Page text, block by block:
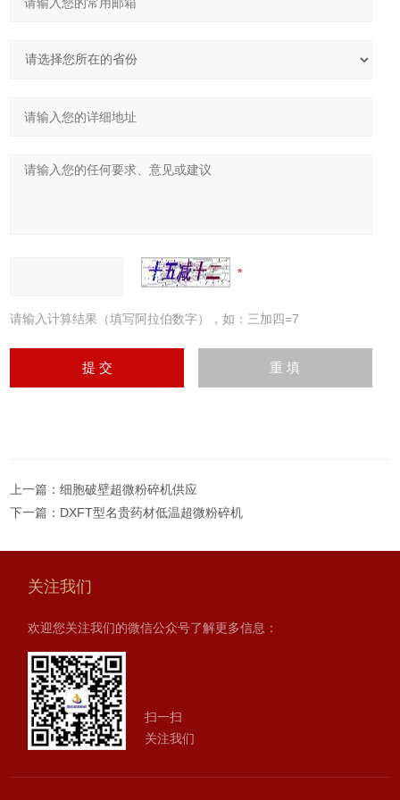
请输入计算结果（填写阿拉伯数字），如：三加四=7
上一篇：细胞破壁超微粉碎机供应
下一篇： DXFT型名贵药材低温超微粉碎机
关注我们
欢迎您关注我们的微信公众号了解更多信息：
扫一扫
关注我们